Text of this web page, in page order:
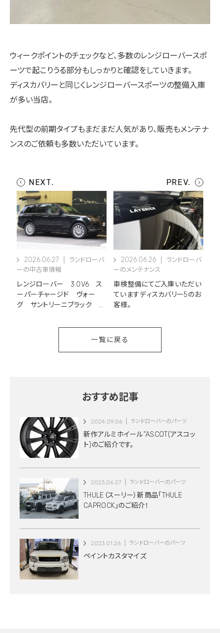
ウィークポイントのチェックなど、多数のレンジローバースポ
ーツで起こりうる部分もしっかりと確認をしていきます。
ディスカバリーと同じくレンジローバースポーツの整備入庫
が多い当店。
先代型の前期タイプもまだまだ人気があり、販売もメンテナ
ンスのご依頼も多数いただいています。
2026.06.27
ランドローバ
ーの中古車情報
レンジローバー 3.0V6 ス
ーパーチャージド ヴォー
グ サントリーニブラック 新
2026.06.26
ランドローバ
ーのメンテナンス
車検整備にてご入庫いただい
ていますディスカバリー5のお
客様。
一覧に戻る
おすすめ記事
2024.09.06 ランドローバーのパーツ
新作アルミホイール”ASCOT(アスコッ
ト)のご紹介です。
2023.06.27 ランドローバーのパーツ
THULE（スーリー）新商品「THULE
CAPROCK」のご紹介！
2023.01.26 ランドローバーのパーツ
ペイントカスタマイズ